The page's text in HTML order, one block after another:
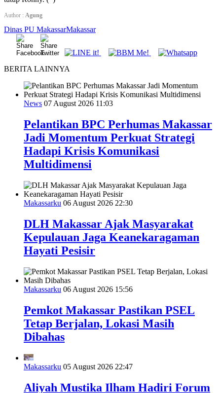
Author : Agung
Dinas PU MakassarMakassar
BERITA LAINNYA
News 07 August 2026 11:03
Pelantikan BPC Perhumas Makassar
Jadi Momentum Perkuat Strategi
Hadapi Krisis Komunikasi
Multidimensi
Makassarku 06 August 2026 22:30
DLH Makassar Ajak Masyarakat
Kepulauan Jaga Keanekaragaman
Hayati Pesisir
Makassarku 06 August 2026 15:56
Pemkot Makassar Pastikan PSEL
Tetap Berjalan, Lokasi Masih
Dibahas
Makassarku 05 August 2026 22:47
Aliyah Mustika Ilham Hadiri Forum